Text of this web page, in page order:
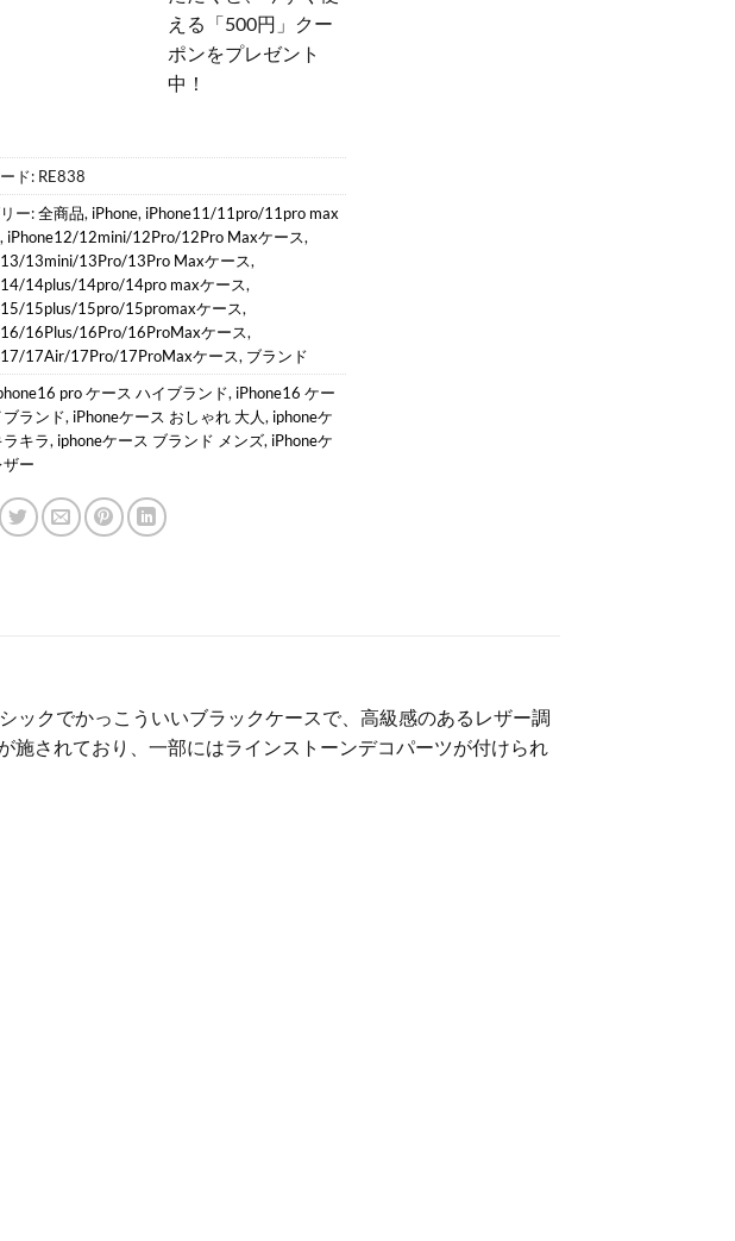
える「500円」クー
ポンをプレゼント
中！
ド: RE838
ー:全商品, iPhone, iPhone11/11pro/11pro max
, iPhone12/12mini/12Pro/12Pro Maxケース,
13mini/13Pro/13Pro Maxケース,
14plus/14pro/14pro maxケース,
15plus/15pro/15promaxケース,
16Plus/16Pro/16ProMaxケース,
17Air/17Pro/17ProMaxケース, ブランド
pro ケース ハイブランド, iPhone16 ケー
ブランド, iPhoneケース おしゃれ 大人, iphoneケ
キラ, iphoneケース ブランド メンズ, iPhoneケ
ザー
ックでかっこういいブラックケースで、高級感のあるレザー調
されており、一部にはラインストーンデコパーツが付けられ